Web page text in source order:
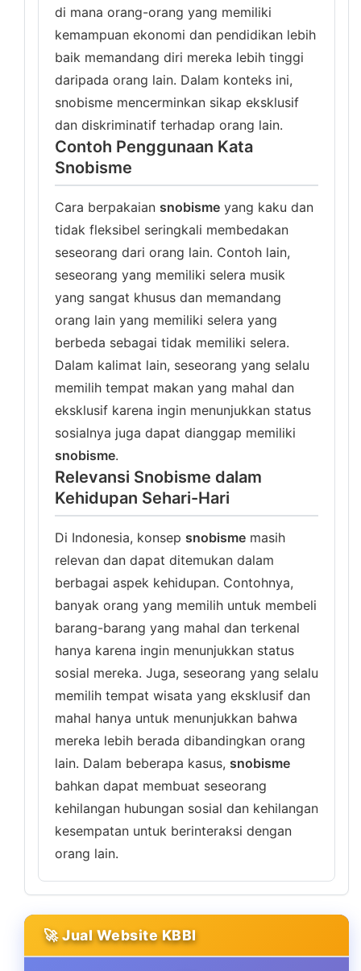
di mana orang-orang yang memiliki
kemampuan ekonomi dan pendidikan lebih
baik memandang diri mereka lebih tinggi
daripada orang lain. Dalam konteks ini,
snobisme mencerminkan sikap eksklusif
dan diskriminatif terhadap orang lain.
Contoh Penggunaan Kata
Snobisme
Cara berpakaian snobisme yang kaku dan
tidak fleksibel seringkali membedakan
seseorang dari orang lain. Contoh lain,
seseorang yang memiliki selera musik
yang sangat khusus dan memandang
orang lain yang memiliki selera yang
berbeda sebagai tidak memiliki selera.
Dalam kalimat lain, seseorang yang selalu
memilih tempat makan yang mahal dan
eksklusif karena ingin menunjukkan status
sosialnya juga dapat dianggap memiliki
snobisme.
Relevansi Snobisme dalam
Kehidupan Sehari-Hari
Di Indonesia, konsep snobisme masih
relevan dan dapat ditemukan dalam
berbagai aspek kehidupan. Contohnya,
banyak orang yang memilih untuk membeli
barang-barang yang mahal dan terkenal
hanya karena ingin menunjukkan status
sosial mereka. Juga, seseorang yang selalu
memilih tempat wisata yang eksklusif dan
mahal hanya untuk menunjukkan bahwa
mereka lebih berada dibandingkan orang
lain. Dalam beberapa kasus, snobisme
bahkan dapat membuat seseorang
kehilangan hubungan sosial dan kehilangan
kesempatan untuk berinteraksi dengan
orang lain.
🚀 Jual Website KBBI